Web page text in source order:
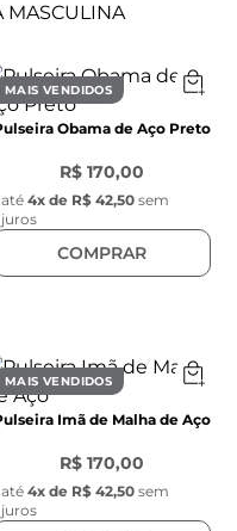
MASCULINA
MAIS VENDIDOS
Obama de Aço Preto
R$ 170,00
até 4x de R$ 42,50 sem
juros
COMPRAR
MAIS VENDIDOS
Imã de Malha de Aço
R$ 170,00
até 4x de R$ 42,50 sem
juros